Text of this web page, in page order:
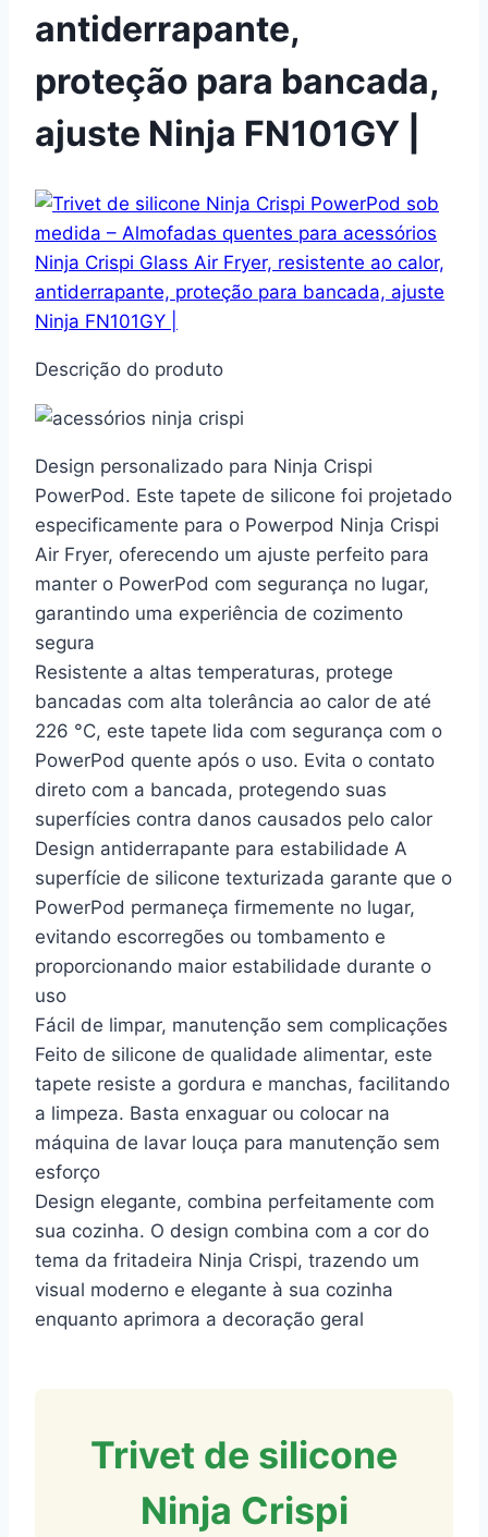
antiderrapante,
proteção para bancada,
ajuste Ninja FN101GY |
Descrição do produto
Design personalizado para Ninja Crispi
PowerPod. Este tapete de silicone foi projetado
especificamente para o Powerpod Ninja Crispi
Air Fryer, oferecendo um ajuste perfeito para
manter o PowerPod com segurança no lugar,
garantindo uma experiência de cozimento
segura
Resistente a altas temperaturas, protege
bancadas com alta tolerância ao calor de até
226 °C, este tapete lida com segurança com o
PowerPod quente após o uso. Evita o contato
direto com a bancada, protegendo suas
superfícies contra danos causados pelo calor
Design antiderrapante para estabilidade A
superfície de silicone texturizada garante que o
PowerPod permaneça firmemente no lugar,
evitando escorregões ou tombamento e
proporcionando maior estabilidade durante o
uso
Fácil de limpar, manutenção sem complicações
Feito de silicone de qualidade alimentar, este
tapete resiste a gordura e manchas, facilitando
a limpeza. Basta enxaguar ou colocar na
máquina de lavar louça para manutenção sem
esforço
Design elegante, combina perfeitamente com
sua cozinha. O design combina com a cor do
tema da fritadeira Ninja Crispi, trazendo um
visual moderno e elegante à sua cozinha
enquanto aprimora a decoração geral
Trivet de silicone
Ninja Crispi